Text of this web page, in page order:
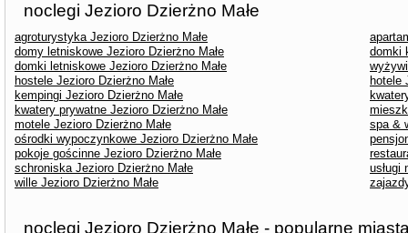
noclegi Jezioro Dzierżno Małe
agroturystyka Jezioro Dzierżno Małe
domy letniskowe Jezioro Dzierżno Małe
domki
domki letniskowe Jezioro Dzierżno Małe
hostele Jezioro Dzierżno Małe
hotele
kempingi Jezioro Dzierżno Małe
kwatery prywatne Jezioro Dzierżno Małe
motele Jezioro Dzierżno Małe
spa &
ośrodki wypoczynkowe Jezioro Dzierżno Małe
pokoje gościnne Jezioro Dzierżno Małe
schroniska Jezioro Dzierżno Małe
usługi
wille Jezioro Dzierżno Małe
noclegi Jezioro Dzierżno Małe - popularne